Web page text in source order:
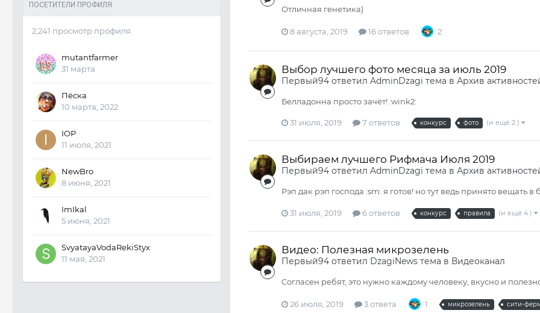
ПОСЕТИТЕЛИ ПРОФИЛЯ
2,241 просмотр профиля
mutantfarmer
31 марта
Пёска
10 марта, 2022
IOP
11 июля, 2021
NewBro
8 июня, 2021
ImIkal
5 июня, 2021
SvyatayaVodaRekiStyx
11 мая, 2021
Отличная генетика)
8 августа, 2019 16 ответов 2
Выбор лучшего фото месяца за июль 2019
Первый94ответил AdminDzagi тема в Архив
Белладонна просто зачёт! :wink2:
31 июля, 2019 7 ответов конкурс фото (и ещё 2 )
Выбираем лучшего Рифмача Июля 2019
Первый94ответил AdminDzagi тема в Архив
Рэп дак рэп господа :sm: я готов! но тут ведь принято вещать
31 июля, 2019 6 ответов конкурс правила (и ещё 4 )
Видео: Полезная микрозелень
Первый94ответил DzagiNewsтема в Видеоканал
Cогласен ребят, это нужно каждому человеку, вкусно и
26 июля, 2019 3 ответа 1 микрозелень сити-